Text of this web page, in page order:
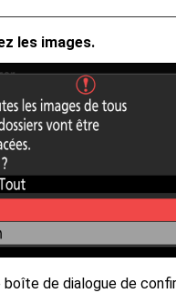
les images.
boîte de dialogue de